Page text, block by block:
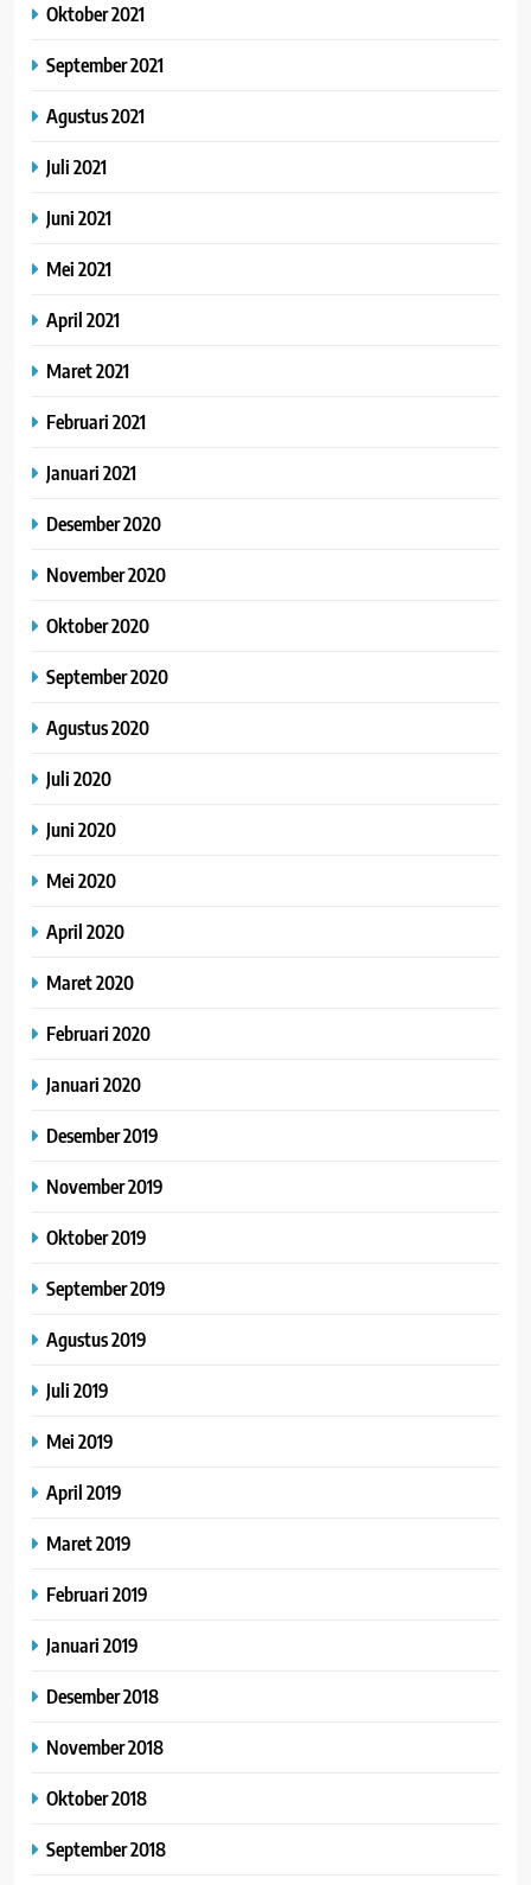
Oktober 2021
September 2021
Agustus 2021
Juli 2021
Juni 2021
Mei 2021
April 2021
Maret 2021
Februari 2021
Januari 2021
Desember 2020
November 2020
Oktober 2020
September 2020
Agustus 2020
Juli 2020
Juni 2020
Mei 2020
April 2020
Maret 2020
Februari 2020
Januari 2020
Desember 2019
November 2019
Oktober 2019
September 2019
Agustus 2019
Juli 2019
Mei 2019
April 2019
Maret 2019
Februari 2019
Januari 2019
Desember 2018
November 2018
Oktober 2018
September 2018